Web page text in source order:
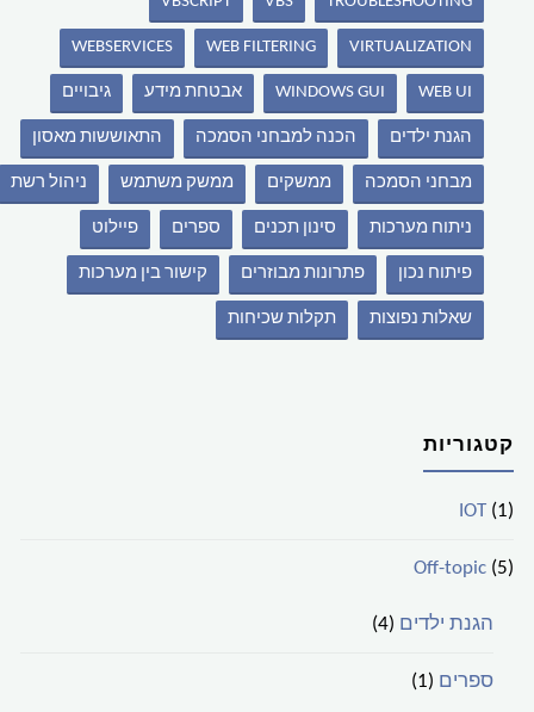
VIRTUALIZATION
WEB FILTERING
WEBSERVICES
WEB UI
WINDOWS GUI אבטחת מידע גיבויים
הגנת ילדים הכנה למבחני הסמכה התאוששות מאסון
מבחני הסמכה ממשקים ממשק משתמש ניהול רשת
ניתוח מערכות סינון תכנים ספרים פיילוט
פיתוח נכון פתרונות מבוזרים קישור בין מערכות
שאלות נפוצות תקלות שכיחות
קטגוריות
IOT(1)
Off-topic(5)
הגנת ילדים (4)
ספרים (1)